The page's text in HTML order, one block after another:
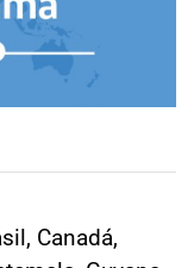
Canadá,